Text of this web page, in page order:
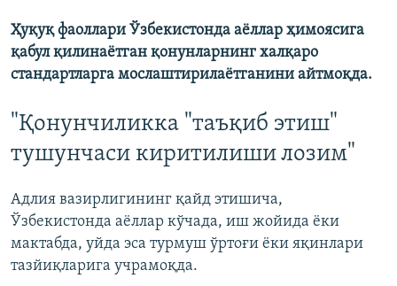
Ҳуқуқ фаоллари Ўзбекистонда аёллар ҳимоясига
қабул қилинаётган қонунларнинг халқаро
стандартларга мослаштирилаётганини айтмоқда.
"Қонунчиликка "таъқиб этиш"
тушунчаси киритилиши лозим"
Адлия вазирлигининг қайд этишича,
Ўзбекистонда аёллар кўчада, иш жойида ёки
мактабда, уйда эса турмуш ўртоғи ёки яқинлари
тазйиқларига учрамоқда.